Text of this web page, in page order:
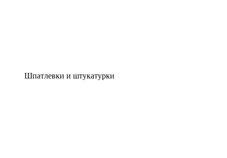
Шпатлевки и штукатурки